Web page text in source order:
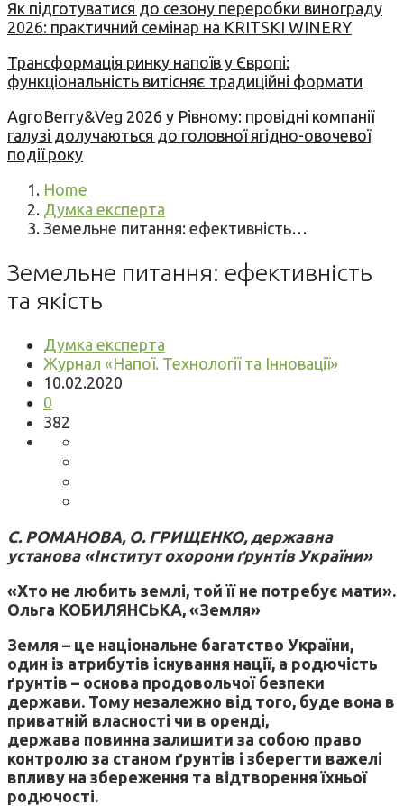
Як підготуватися до сезону переробки винограду
2026: практичний семінар на KRITSKI WINERY
Трансформація ринку напоїв у Європі:
функціональність витісняє традиційні формати
AgroBerry&Veg 2026 у Рівному: провідні компанії
галузі долучаються до головної ягідно-овочевої
події року
Home
Думка експерта
Земельне питання: ефективність…
Земельне питання: ефективність
та якість
Думка експерта
Журнал «Напої. Технології та Інновації»
10.02.2020
0
382
С. РОМАНОВА, О. ГРИЩЕНКО, державна
установа «Інститут охорони ґрунтів України»
«Хто не любить землі, той її не потребує мати».
Ольга КОБИЛЯНСЬКА, «Земля»
Земля – це національне багатство України,
один із атрибутів існування нації, а родючість
ґрунтів – основа продовольчої безпеки
держави. Тому незалежно від того, буде вона в
приватній власності чи в оренді,
держава повинна залишити за собою право
контролю за станом ґрунтів і зберегти важелі
впливу на збереження та відтворення їхньої
родючості.